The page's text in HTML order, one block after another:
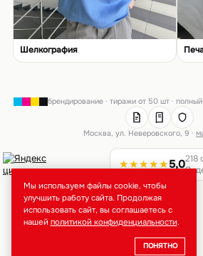
Шелкография
брендирование · тиражи от 50 шт ·
Москва, ул. Неверовского, 9 ·
★★★★★5,0218
Мы используем файлы cookie, чтобы
улучшить работу сайта. Продолжая
использовать сайт, вы соглашаетесь с
нашей политикой конфиденциальности.
ПОНЯТНО